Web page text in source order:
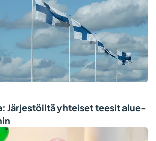
Järjestöiltä yhteiset teesit alue-